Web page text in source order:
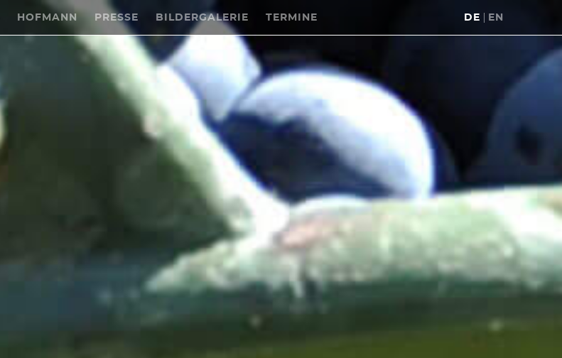
HOFMANN PRESSE BILDERGALERIE TERMINE DE EN